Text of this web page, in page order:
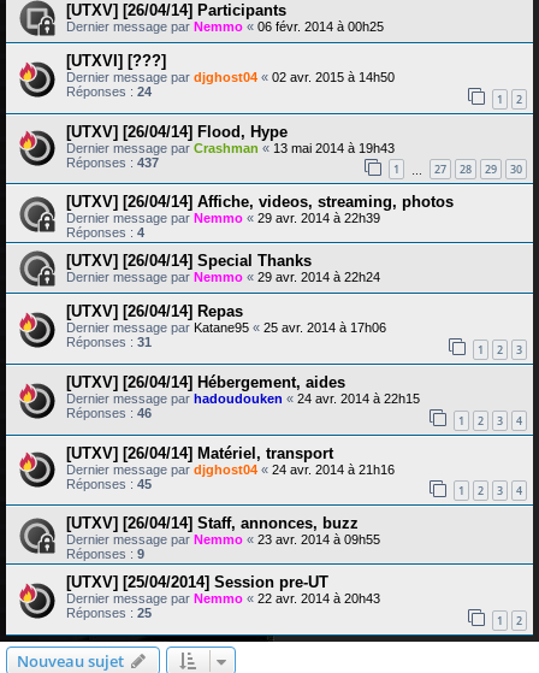
[UTXV] [26/04/14] Participants
Dernier message par Nemmo « 06 févr. 2014 à 00h25
[UTXVI] [???]
Dernier message par djghost04 « 02 avr. 2015 à 14h50
Réponses : 24 1 2
[UTXV] [26/04/14] Flood, Hype
Dernier message par Crashman « 13 mai 2014 à 19h43
Réponses : 437 1 27 28 29 30
[UTXV] [26/04/14] Affiche, videos, streaming, photos
Dernier message par Nemmo « 29 avr. 2014 à 22h39
Réponses : 4
[UTXV] [26/04/14] Special Thanks
Dernier message par Nemmo « 29 avr. 2014 à 22h24
[UTXV] [26/04/14] Repas
Dernier message par Katane95 « 25 avr. 2014 à 17h06
Réponses : 31 1 2 3
[UTXV] [26/04/14] Hébergement, aides
Dernier message par hadoudouken « 24 avr. 2014 à 22h15
Réponses : 46 1 2 3 4
[UTXV] [26/04/14] Matériel, transport
Dernier message par djghost04 « 24 avr. 2014 à 21h16
Réponses : 45 1 2 3 4
[UTXV] [26/04/14] Staff, annonces, buzz
Dernier message par Nemmo « 23 avr. 2014 à 09h55
Réponses : 9
[UTXV] [25/04/2014] Session pre-UT
Dernier message par Nemmo « 22 avr. 2014 à 20h43
Réponses : 25 1 2
Nouveau sujet